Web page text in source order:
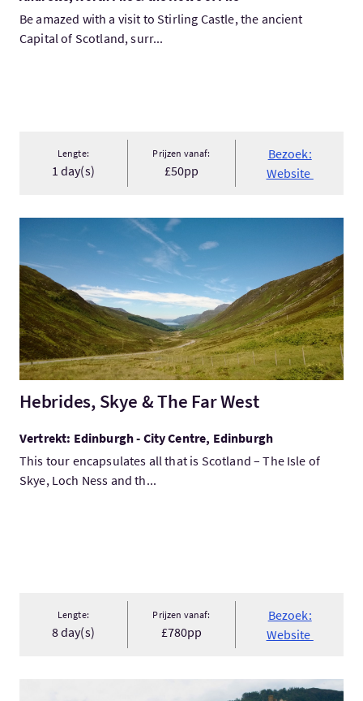
Be amazed with a visit to Stirling Castle, the ancient
Capital of Scotland, surr...
Lengte:
1 day(s)
Prijzen vanaf:
£50pp
Bezoek:
Website
Bezoek:Hebrides, Skye & The Far West
Hebrides, Skye & The Far West
Vertrekt: Edinburgh - City Centre, Edinburgh
This tour encapsulates all that is Scotland – The Isle of
Skye, Loch Ness and th...
Lengte:
8 day(s)
Prijzen vanaf:
£780pp
Bezoek:
Website
Bezoek:3 Day tour to the Highlands, Isle of Skye and Loch Ness